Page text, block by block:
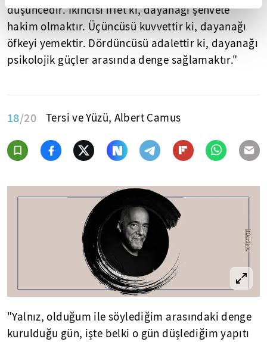
düşüncedir. İkincisi iffet ki, dayanağı şehvete
hakim olmaktır. Üçüncüsü kuvvettir ki, dayanağı
öfkeyi yemektir. Dördüncüsü adalettir ki, dayanağı
psikolojik güçler arasında denge sağlamaktır."
18/20 Tersi ve Yüzü, Albert Camus
"Yalnız, olduğum ile söylediğim arasındaki denge
kurulduğu gün, işte belki o gün düşlediğim yapıtı